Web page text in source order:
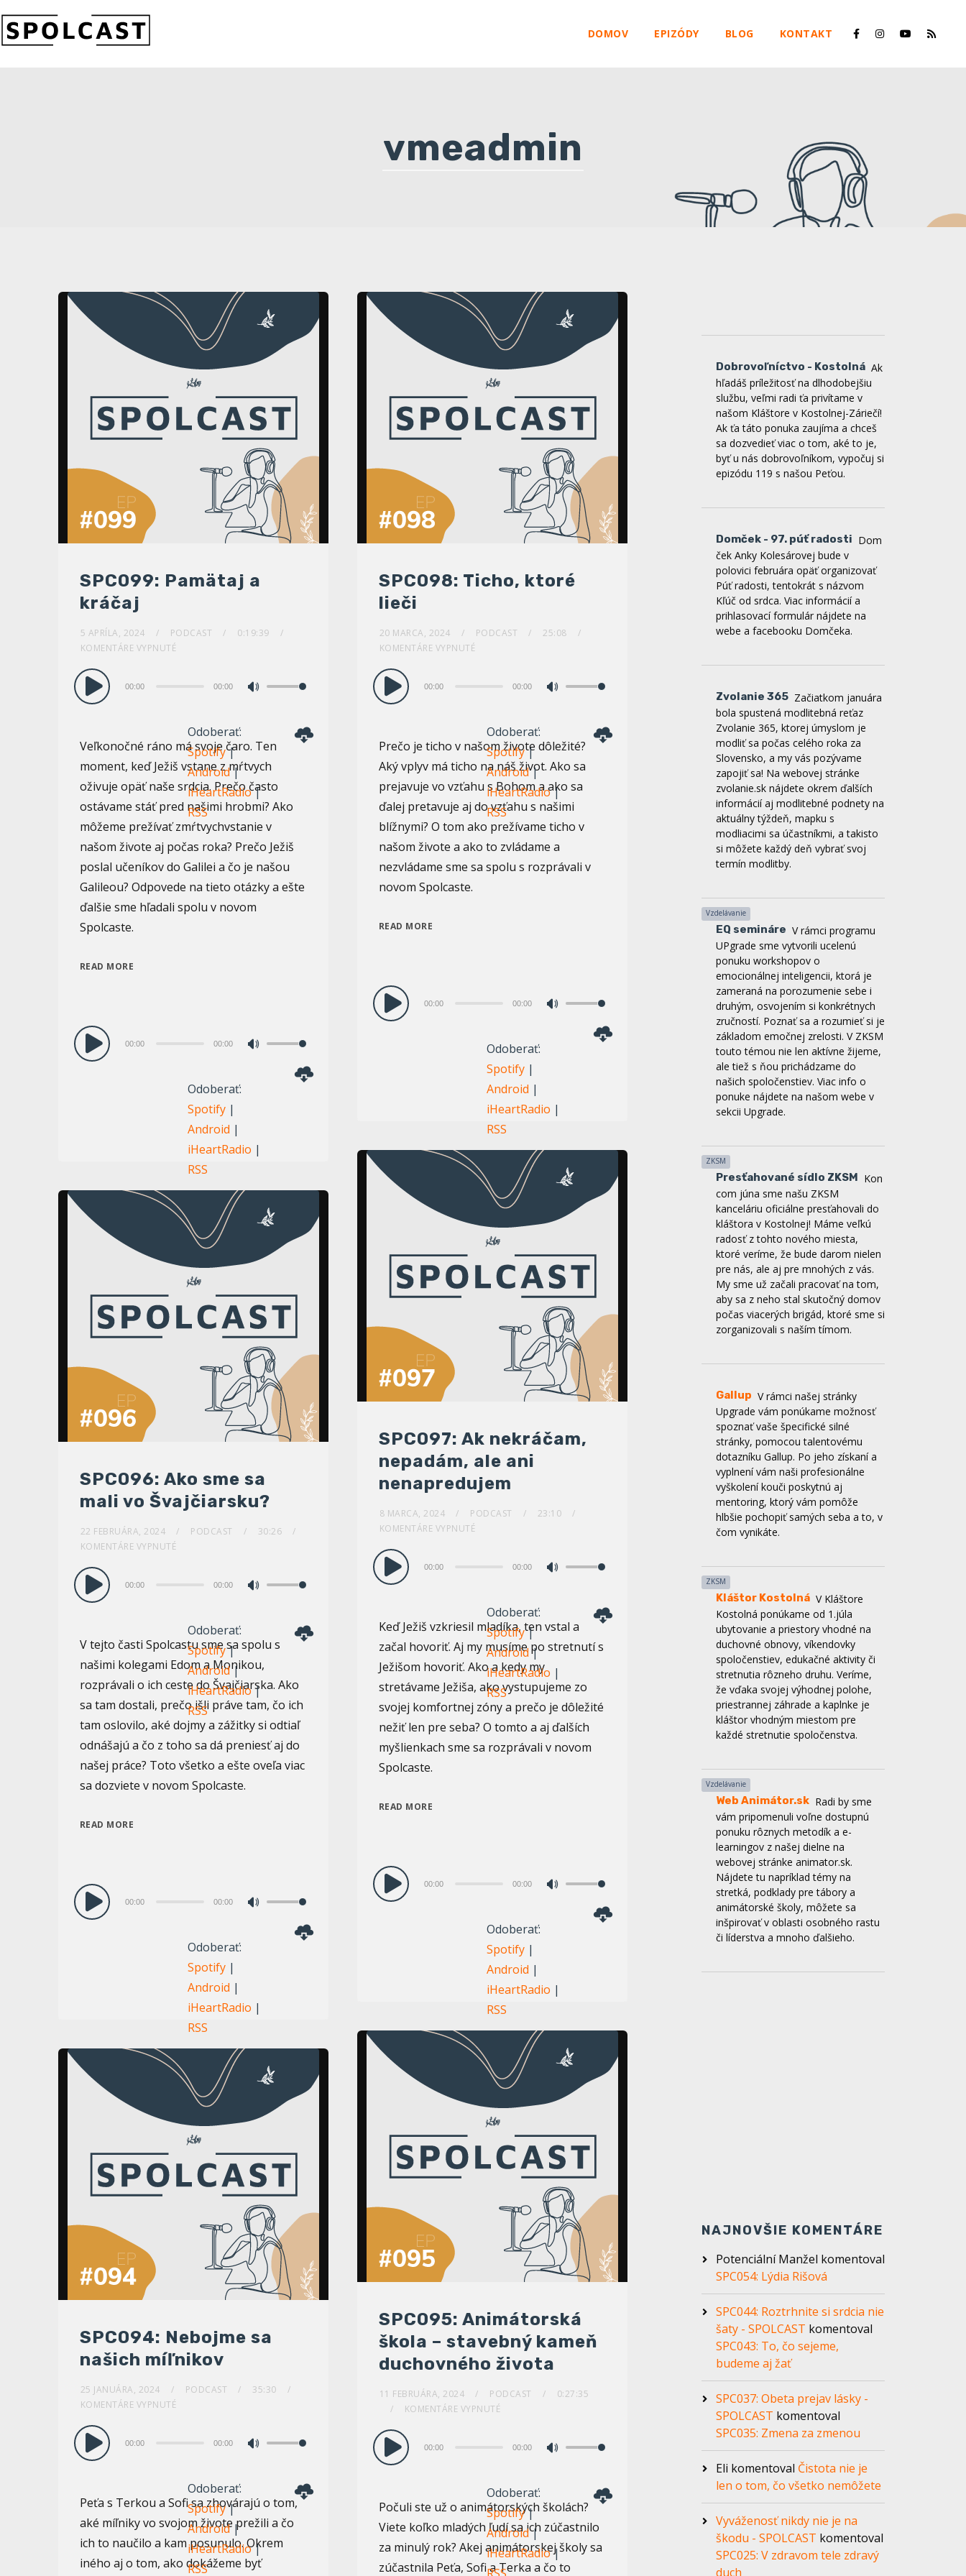
DOMOV EPIZÓDY BLOG KONTAKT
vmeadmin
SPC099: Pamätaj a
kráčaj
5 APRÍLA, 2024 PODCAST
0:19:39
KOMENTÁRE VYPNUTÉ
Audio
prehrávač
00:00 00:00
Pomocou
hore/dole
zvýšite
alebo
znížite
hlasitosť.
Odoberať:
Spotify|
Android|
iHeartRadio|
RSS
Veľkonočné ráno má svoje čaro. Ten
moment, keď Ježiš vstane z mŕtvych
oživuje opäť naše srdcia. Prečo často
ostávame stáť pred našimi hrobmi? Ako
môžeme prežívať zmŕtvychvstanie v
našom živote aj počas roka? Prečo Ježiš
poslal učeníkov do Galilei a čo je našou
Galileou? Odpovede na tieto otázky a ešte
ďalšie sme hľadali spolu v novom
Spolcaste.
READ MORE
Audio
prehrávač
00:00 00:00
Pomocou
Odoberať:
Spotify|
Android |
iHeartRadio |
RSS
SPC098: Ticho, ktoré
lieči
20 MARCA, 2024 PODCAST
25:08
KOMENTÁRE VYPNUTÉ
Audio
prehrávač
00:00 00:00
Pomocou
hore/dole
zvýšite
alebo
znížite
hlasitosť.
Odoberať:
Spotify|
Android|
iHeartRadio|
RSS
Prečo je ticho v našom živote dôležité?
Aký vplyv má ticho na náš život. Ako sa
prejavuje vo vzťahu s Bohom a ako sa
ďalej pretavuje aj do vzťahu s našimi
blížnymi? O tom ako prežívame ticho v
našom živote a ako to zvládame a
nezvládame sme sa spolu s rozprávali v
novom Spolcaste.
READ MORE
Audio
prehrávač
00:00 00:00
Pomocou
Odoberať:
Spotify|
Android |
iHeartRadio |
RSS
SPC097: Ak nekráčam,
nepadám, ale ani
nenapredujem
8 MARCA, 2024 PODCAST
23:10
KOMENTÁRE VYPNUTÉ
Audio
prehrávač
00:00 00:00
Pomocou
hore/dole
zvýšite
alebo
hlasitosť.
Odoberať:
Spotify|
Android|
iHeartRadio |
RSS
Keď Ježiš vzkriesil mladíka, ten vstal a
začal hovoriť. Aj my musíme po stretnutí s
Ježišom hovoriť. Ako a kedy my
stretávame Ježiša, ako vystupujeme zo
svojej komfortnej zóny a prečo je dôležité
nežiť len pre seba? O tomto a aj ďalších
myšlienkach sme sa rozprávali v novom
Spolcaste.
READ MORE
Audio
prehrávač
00:00 00:00
Pomocou
Odoberať:
Spotify|
Android |
iHeartRadio |
RSS
SPC096: Ako sme sa
mali vo Švajčiarsku?
22 FEBRUÁRA, 2024 PODCAST
30:26
KOMENTÁRE VYPNUTÉ
Audio
prehrávač
00:00 00:00
Pomocou
hore/dole
zvýšite
znížite
hlasitosť.
Odoberať:
Spotify|
Android|
iHeartRadio|
RSS
V tejto časti Spolcastu sme sa spolu s
našimi kolegami Edom a Monikou,
rozprávali o ich ceste do Švajčiarska. Ako
sa tam dostali, prečo išli práve tam, čo ich
tam oslovilo, aké dojmy a zážitky si odtiaľ
odnášajú a čo z toho sa dá preniesť aj do
našej práce? Toto všetko a ešte oveľa viac
sa dozviete v novom Spolcaste.
READ MORE
Audio
prehrávač
00:00 00:00
Pomocou
Odoberať:
Spotify|
Android |
iHeartRadio |
RSS
SPC095: Animátorská
škola – stavebný kameň
duchovného života
11 FEBRUÁRA, 2024 PODCAST
0:27:35
KOMENTÁRE VYPNUTÉ
Audio
prehrávač
00:00 00:00
Pomocou
hore/dole
zvýšite
alebo
znížite
Odoberať:
Spotify|
Android|
iHeartRadio|
Počuli ste už o animátorských školách?
Viete koľko mladých ľudí sa ich zúčastnilo
za minulý rok? Akej animátorskej školy sa
zúčastnila Peťa, Sofi a Terka a čo to
SPC094: Nebojme sa
našich míľnikov
25 JANUÁRA, 2024 PODCAST
35:30
KOMENTÁRE VYPNUTÉ
Audio
prehrávač
00:00 00:00
Pomocou
hore/dole
zvýšite
alebo
znížite
Odoberať:
Spotify|
Android|
iHeartRadio|
RSS
Peťa s Terkou a Sofi sa zhovárajú o tom,
aké míľniky vo svojom živote prežili a čo
ich to naučilo a kam posunulo. Okrem
iného aj o tom, ako dokážeme byť
Dobrovoľníctvo - Kostolná Ak
službu, veľmi radi ťa privítame v
našom Kláštore v Kostolnej-Záriečí!
Ak ťa táto ponuka zaujíma a chceš
sa dozvedieť viac o tom, aké to je,
byť u nás dobrovoľníkom, vypočuj si
epizódu 119 s našou Peťou.
Domček - 97. púť radosti Dom
polovici februára opäť organizovať
Púť radosti, tentokrát s názvom
Kľúč od srdca. Viac informácií a
prihlasovací formulár nájdete na
webe a facebooku Domčeka.
Zvolanie 365 Začiatkom januára
Zvolanie 365, ktorej úmyslom je
modliť sa počas celého roka za
Slovensko, a my vás pozývame
zapojiť sa! Na webovej stránke
zvolanie.sk nájdete okrem ďalších
informácií aj modlitebné podnety na
aktuálny týždeň, mapku s
modliacimi sa účastníkmi, a takisto
si môžete každý deň vybrať svoj
termín modlitby.
EQ semináre V rámci programu
UPgrade sme vytvorili ucelenú
ponuku workshopov o
emocionálnej inteligencii, ktorá je
zameraná na porozumenie sebe i
druhým, osvojením si konkrétnych
zručností. Poznať sa a rozumieť si je
základom emočnej zrelosti. V ZKSM
touto témou nie len aktívne žijeme,
ale tiež s ňou prichádzame do
našich spoločenstiev. Viac info o
ponuke nájdete na našom webe v
sekcii Upgrade.
Presťahované sídlo ZKSM Kon
com júna sme našu ZKSM
kanceláriu oficiálne presťahovali do
kláštora v Kostolnej! Máme veľkú
radosť z tohto nového miesta,
ktoré veríme, že bude darom nielen
pre nás, ale aj pre mnohých z vás.
My sme už začali pracovať na tom,
aby sa z neho stal skutočný domov
počas viacerých brigád, ktoré sme si
zorganizovali s naším tímom.
Gallup V rámci našej stránky
spoznať vaše špecifické silné
stránky, pomocou talentovému
dotazníku Gallup. Po jeho získaní a
vyplnení vám naši profesionálne
vyškolení kouči poskytnú aj
mentoring, ktorý vám pomôže
hlbšie pochopiť samých seba a to, v
čom vynikáte.
Kláštor Kostolná V Kláštore
Kostolná ponúkame od 1.júla
ubytovanie a priestory vhodné na
duchovné obnovy, víkendovky
spoločenstiev, edukačné aktivity či
stretnutia rôzneho druhu. Veríme,
že vďaka svojej výhodnej polohe,
priestrannej záhrade a kaplnke je
kláštor vhodným miestom pre
každé stretnutie spoločenstva.
Web Animátor.sk Radi by sme
vám pripomenuli voľne dostupnú
ponuku rôznych metodík a e-
learningov z našej dielne na
webovej stránke animator.sk.
Nájdete tu napríklad témy na
stretká, podklady pre tábory a
animátorské školy, môžete sa
inšpirovať v oblasti osobného rastu
či líderstva a mnoho ďalšieho.
The way - Spoločenstvo Piar
NAJNOVŠIE KOMENTÁRE
Potenciální Manžel komentoval
SPC054: Lýdia Rišová
SPC044: Roztrhnite si srdcia nie
šaty - SPOLCAST komentoval
SPC043: To, čo sejeme,
budeme aj žať
SPC037: Obeta prejav lásky -
SPOLCAST komentoval
SPC035: Zmena za zmenou
Eli komentoval Čistota nie je
len o tom, čo všetko nemôžete
Vyváženosť nikdy nie je na
škodu - SPOLCAST komentoval
SPC025: V zdravom tele zdravý
duch